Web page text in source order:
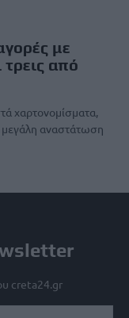
με
από
χαρτονομίσματα,
μεγάλη αναστάτωση
creta24.gr